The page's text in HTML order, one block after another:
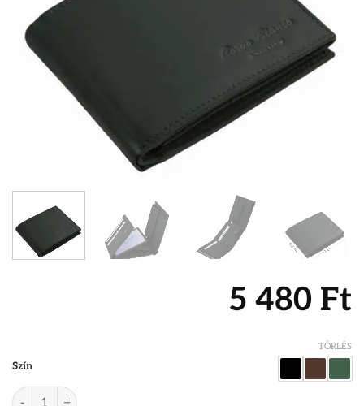
5 480 Ft
Szín
TÖRLÉS
Bőr pénztárca férfiaknak Corvo Bianco Luxury MKS1021